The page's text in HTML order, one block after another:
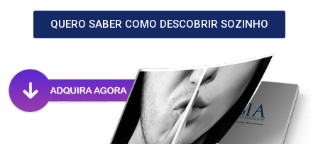
QUERO SABER COMO DESCOBRIR SOZINHO